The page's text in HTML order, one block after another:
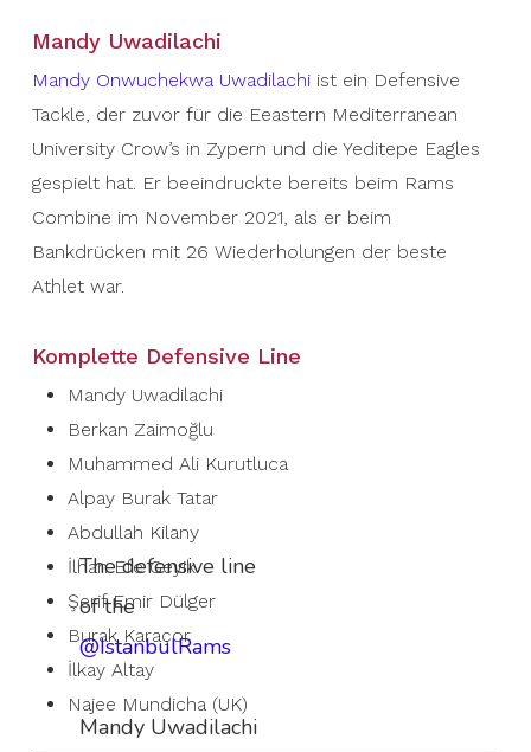
Mandy Uwadilachi
Mandy Onwuchekwa Uwadilachiist ein Defensive
Tackle, der zuvor für die Eeastern Mediterranean
University Crow’s in Zypern und die Yeditepe Eagles
gespielt hat. Er beeindruckte bereits beim Rams
Combine im November 2021, als er beim
Bankdrücken mit 26 Wiederholungen der beste
Athlet war.
Komplette Defensive Line
Mandy Uwadilachi
Berkan Zaimoğlu
Muhammed Ali Kurutluca
Alpay Burak Tatar
Abdullah Kilany
İlhan Efe Geyik
Şerif Emir Dülger
Burak Karaçor
İlkay Altay
Najee Mundicha (UK)
The defensive line
of the
@IstanbulRams
Mandy Uwadilachi